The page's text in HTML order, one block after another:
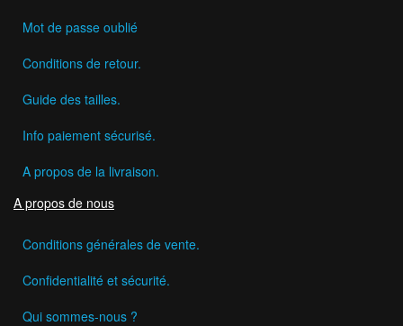
Mot de passe oublié
Conditions de retour.
Guide des tailles.
Info paiement sécurisé.
A propos de la livraison.
A propos de nous
Conditions générales de vente.
Confidentialité et sécurité.
Qui sommes-nous ?